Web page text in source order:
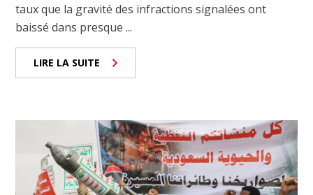
taux que la gravité des infractions signalées ont
baissé dans presque ...
LIRE LA SUITE